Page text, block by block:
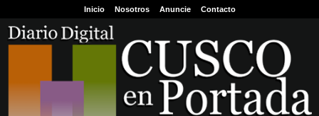
Inicio Nosotros Anuncie Contacto